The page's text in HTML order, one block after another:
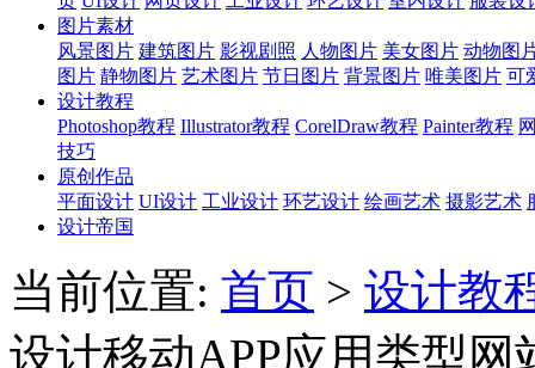
图片素材
风景图片 建筑图片 影视剧照 人物图片 美女图片 动物图
图片 静物图片 艺术图片 节日图片 背景图片 唯美图片 可
设计教程
Photoshop教程 Illustrator教程 CorelDraw教程 Painter教程
技巧
原创作品
平面设计 UI设计 工业设计 环艺设计 绘画艺术 摄影艺术
设计帝国
当前位置: 首页 > 设计教
设计移动APP应用类型网